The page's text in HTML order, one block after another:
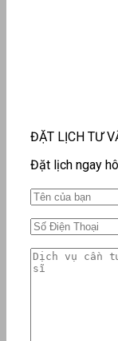
ĐẶT LỊCH TƯ
Đặt lịch ngay